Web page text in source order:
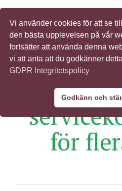
Kan jag
för
Vi använder cookies för att se
den bästa upplevelsen på vår
fortsätter att använda denna
vi att anta att du godkänner
GDPR Integritetspolicy
Godkänn och